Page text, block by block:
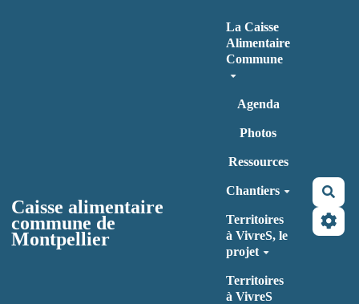
Caisse alimentaire
commune de
Montpellier
La Caisse
Alimentaire
Commune
Agenda
Photos
Ressources
Chantiers
Territoires
à VivreS, le
projet
Territoires
à VivreS